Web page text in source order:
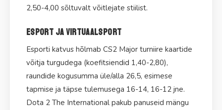
2,50-4,00 sõltuvalt võitlejate stiilist.
Esport ja virtuaalsport
Esporti katvus hõlmab CS2 Major turniire kaartide
võitja turgudega (koefitsiendid 1,40-2,80),
raundide kogusumma üle/alla 26,5, esimese
tapmise ja täpse tulemusega 16-14, 16-12 jne.
Dota 2 The International pakub panuseid mängu